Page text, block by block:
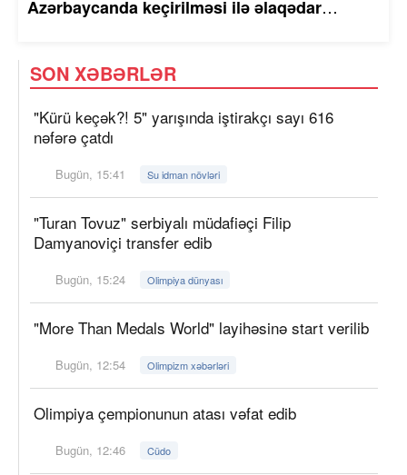
Azərbaycanda keçirilməsi ilə əlaqədar
SON XƏBƏRLƏR
"Kürü keçək?! 5" yarışında iştirakçı sayı 616
nəfərə çatdı
Bugün, 15:41 Su idman növləri
"Turan Tovuz" serbiyalı müdafiəçi Filip
Damyanoviçi transfer edib
Bugün, 15:24 Olimpiya dünyası
"More Than Medals World" layihəsinə start verilib
Bugün, 12:54 Olimpizm xəbərləri
Olimpiya çempionunun atası vəfat edib
Bugün, 12:46 Cüdo